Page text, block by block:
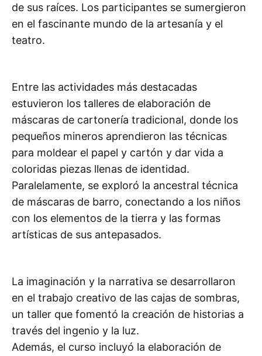
de sus raíces. Los participantes se sumergieron
en el fascinante mundo de la artesanía y el
teatro.
Entre las actividades más destacadas
estuvieron los talleres de elaboración de
máscaras de cartonería tradicional, donde los
pequeños mineros aprendieron las técnicas
para moldear el papel y cartón y dar vida a
coloridas piezas llenas de identidad.
Paralelamente, se exploró la ancestral técnica
de máscaras de barro, conectando a los niños
con los elementos de la tierra y las formas
artísticas de sus antepasados.
La imaginación y la narrativa se desarrollaron
en el trabajo creativo de las cajas de sombras,
un taller que fomentó la creación de historias a
través del ingenio y la luz.
Además, el curso incluyó la elaboración de